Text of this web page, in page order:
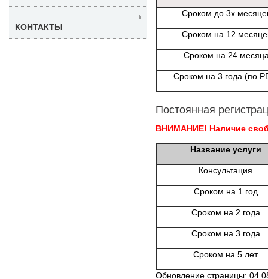
Сроком до 3х
Сроком на 12
Сроком на 24
Сроком на 3 года (по
Постоянная
ВНИМАНИЕ! Наличие
Название услуги
Консультация
Сроком на 1 год
Сроком на 2 года
Сроком на 3 года
Сроком на 5 лет
Обновление страницы:
КОНТАКТЫ